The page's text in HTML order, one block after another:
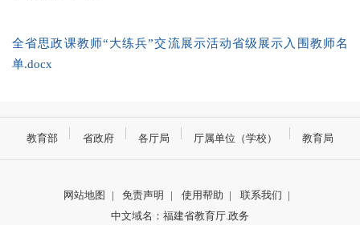
全省思政课教师“大练兵”交流展示活动省级展示入围教师名
单.docx
教育部 省政府 各厅局 厅属单位（学校） 教育局
网站地图 | 免责声明 | 使用帮助 | 联系我们 |
中文域名：福建省教育厅.政务